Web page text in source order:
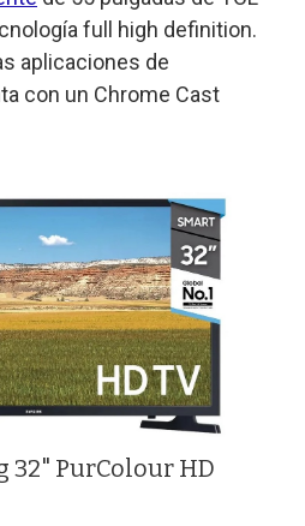
full high definition.
aplicaciones de
con un Chrome Cast
32" PurColour HD